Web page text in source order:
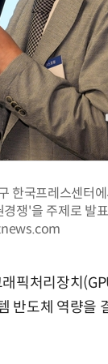
한국프레스센터
쟁'을 주제로 발
픽처리장치
반도체 역량을